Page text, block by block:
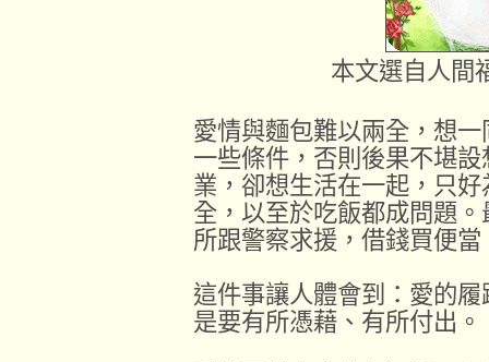
本文選自人間
愛情與麵包難以兩全，想
一些條件，否則後果不堪
業，卻想生活在一起，只
全，以至於吃飯都成問題
所跟警察求援，借錢買便當
這件事讓人體會到：愛的
是要有所憑藉、有所付出。